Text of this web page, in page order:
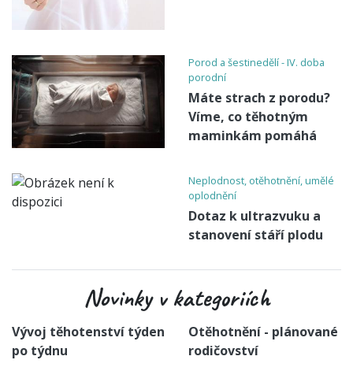
Porod a šestinedělí - IV. doba
porodní
Máte strach z porodu?
Víme, co těhotným
maminkám pomáhá
Neplodnost, otěhotnění, umělé
oplodnění
Dotaz k ultrazvuku a
stanovení stáří plodu
Novinky v kategoriích
Vývoj těhotenství týden
po týdnu
Otěhotnění - plánované
rodičovství